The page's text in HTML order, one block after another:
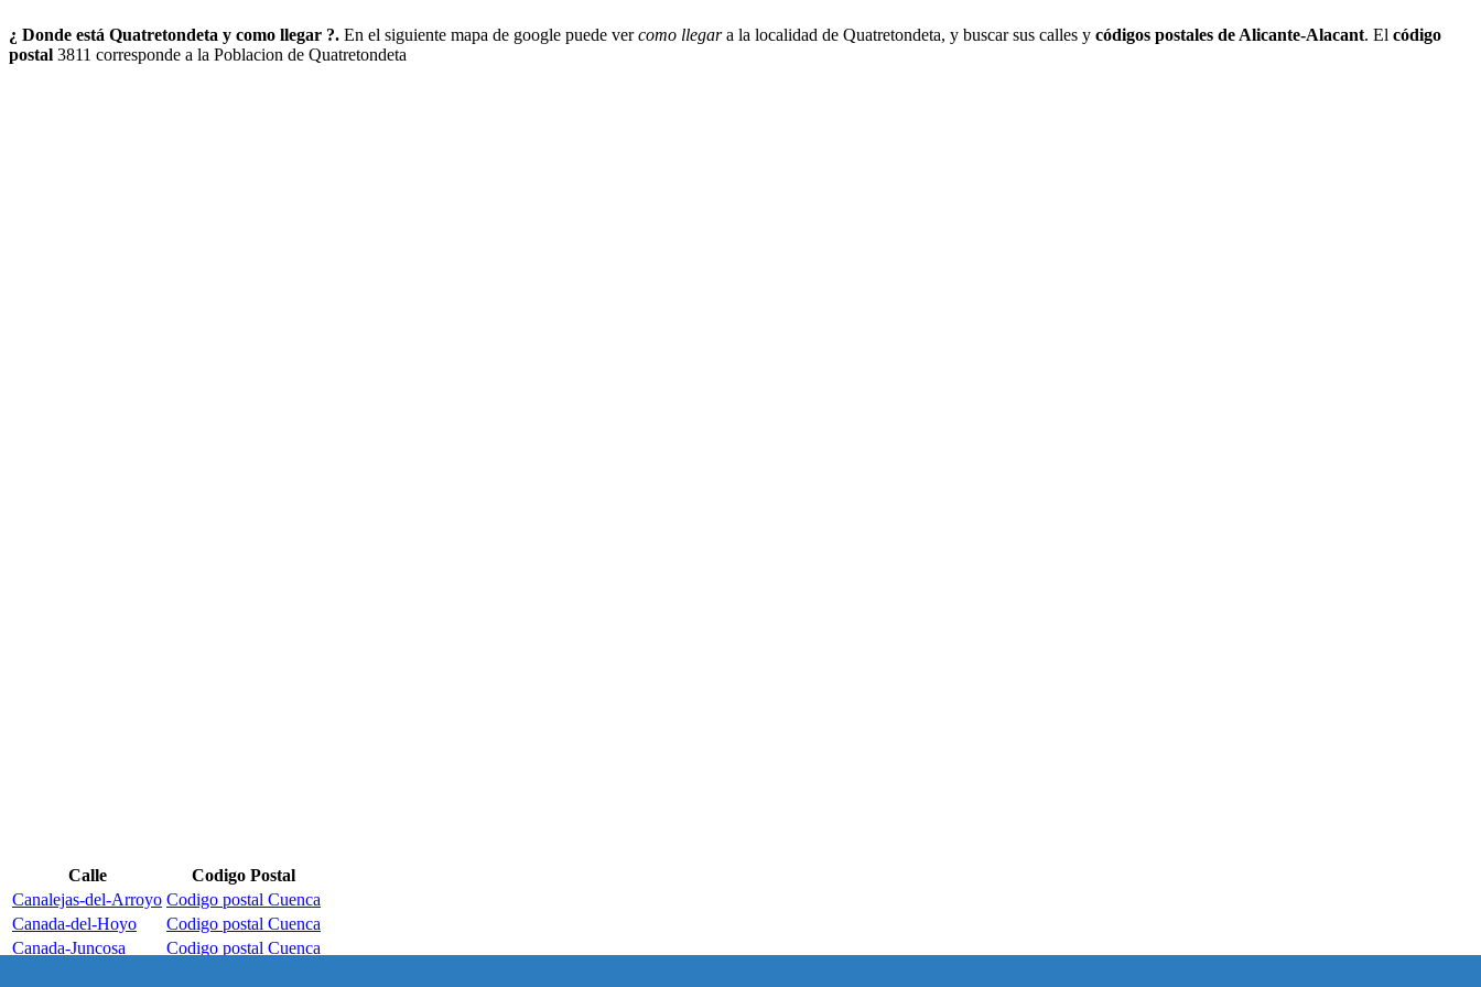
¿ Donde está Quatretondeta y como llegar ?. En el siguiente mapa de google puede vercomo llegara la localidad de Quatretondeta, y buscar sus calles y códigos postales de Alicante-Alacant. El código
postal 3811 corresponde a la Poblacion de Quatretondeta
Calle
Codigo Postal
Canalejas-del-Arroyo Codigo postal Cuenca
Canada-del-Hoyo
Codigo postal Cuenca
Canada-Juncosa
Codigo postal Cuenca